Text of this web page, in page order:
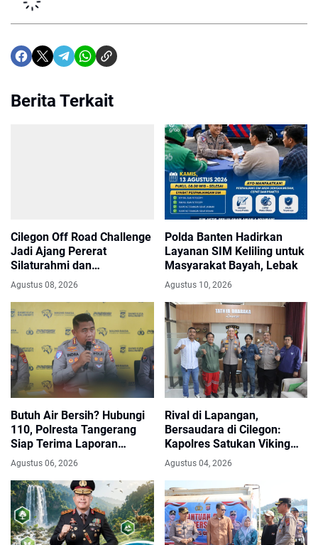
Berita Terkait
Cilegon Off Road Challenge
Jadi Ajang Pererat
Silaturahmi dan
Kebersamaan
Agustus 08, 2026
Polda Banten Hadirkan
Layanan SIM Keliling untuk
Masyarakat Bayah, Lebak
Agustus 10, 2026
Butuh Air Bersih? Hubungi
110, Polresta Tangerang
Siap Terima Laporan
Kekeringan dan Kebakaran
Lahan
Agustus 06, 2026
Rival di Lapangan,
Bersaudara di Cilegon:
Kapolres Satukan Viking
dan Jak Mania Demi Nobar
Damai Piala Presiden 2026
Agustus 04, 2026